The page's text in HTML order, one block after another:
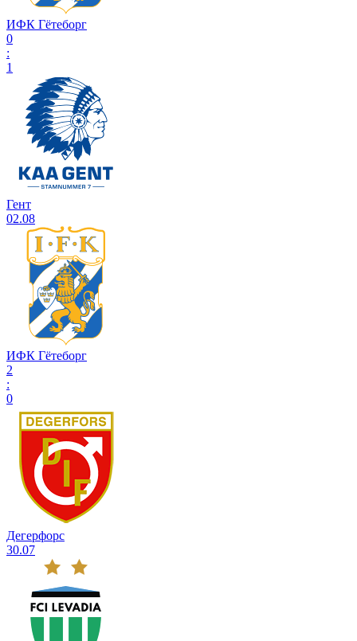
ИФК Гётеборг
0
:
1
Гент
02.08
ИФК Гётеборг
2
:
0
Дегерфорс
30.07